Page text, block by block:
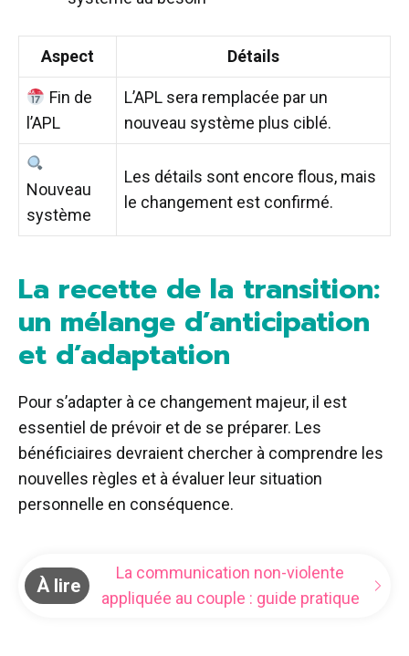
Aspect Détails
Fin de
l’APL
L’APL sera remplacée par un
nouveau système plus ciblé.
Nouveau
système
Les détails sont encore flous, mais
le changement est confirmé.
La recette de la transition:
un mélange d’anticipation
et d’adaptation
Pour s’adapter à ce changement majeur, il est
essentiel de prévoir et de se préparer. Les
bénéficiaires devraient chercher à comprendre les
nouvelles règles et à évaluer leur situation
personnelle en conséquence.
À lire
La communication non-violente
appliquée au couple : guide pratique